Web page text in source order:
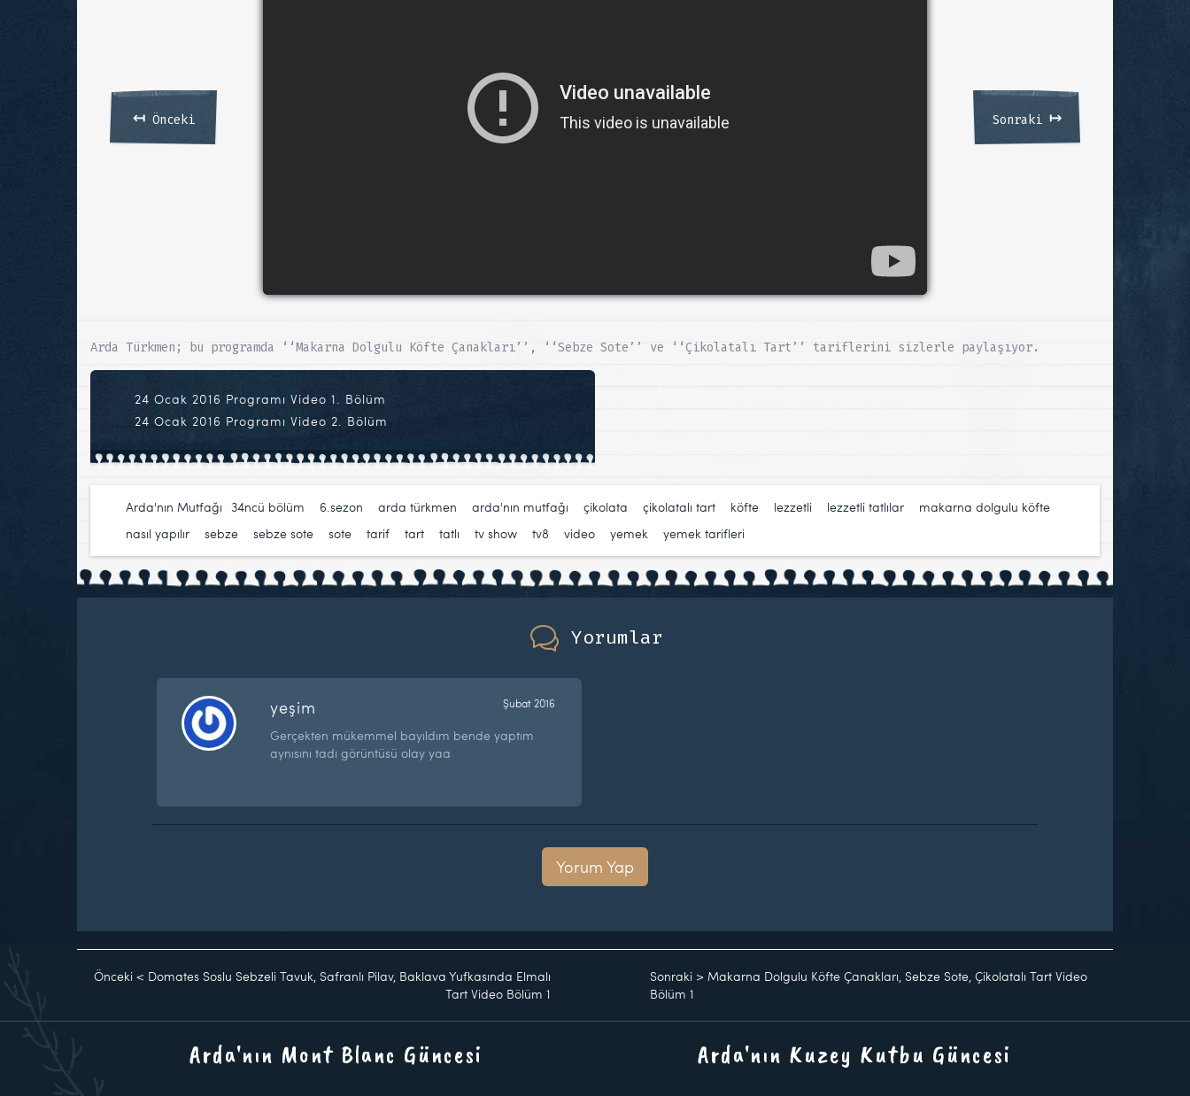
↤Önceki Sonraki ↦
Arda Türkmen; bu programda ‘‘Makarna Dolgulu Köfte Çanakları’’, ‘‘Sebze Sote’’ ve ‘‘Çikolatalı Tart’’ tariflerini sizlerle paylaşıyor.
24 Ocak 2016 Programı Video 1. Bölüm
24 Ocak 2016 Programı Video 2. Bölüm
Arda'nın Mutfağı 34ncü bölüm 6.sezon arda türkmen arda'nın mutfağı çikolata çikolatalı tart köfte lezzetli lezzetli tatlılar makarna dolgulu köfte
nasıl yapılır
sebze sebze sote sote tarif tart tatlı tv show tv8 video yemek yemek tarifleri
Yorumlar
yeşim Şubat 2016
Gerçekten mükemmel bayıldım bende yaptım
aynısını tadı görüntüsü olay yaa
Yorum Yap
Önceki < Domates Soslu Sebzeli Tavuk, Safranlı Pilav, Baklava Yufkasında Elmalı
Tart Video Bölüm 1
Sonraki > Makarna Dolgulu Köfte Çanakları, Sebze Sote, Çikolatalı Tart Video
Bölüm 1
Arda'nın Mont Blanc Güncesi Arda'nın Kuzey Kutbu Güncesi